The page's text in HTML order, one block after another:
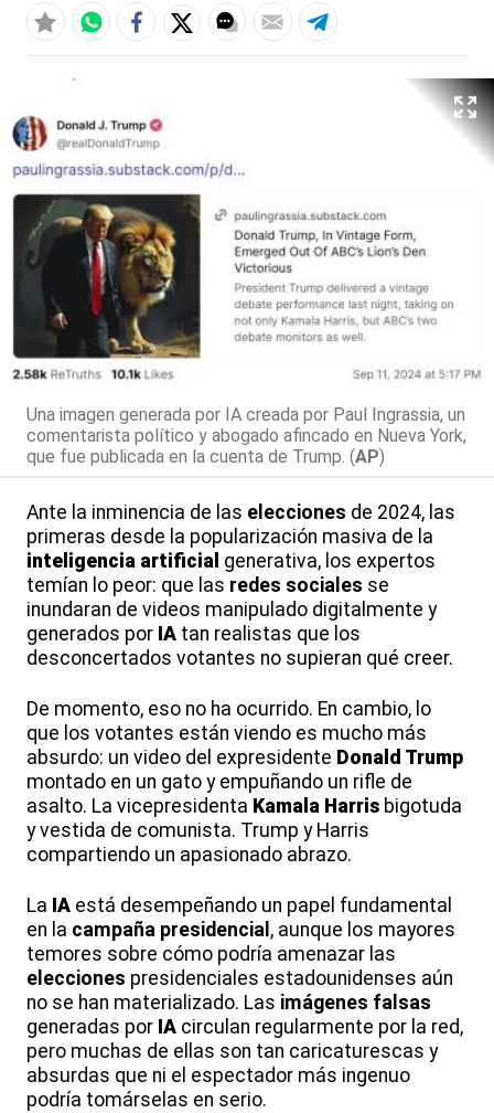
Una imagen generada por IA creada por Paul Ingrassia, un
comentarista político y abogado afincado en Nueva York,
que fue publicada en la cuenta de Trump. (AP)
Ante la inminencia de las elecciones de 2024, las
primeras desde la popularización masiva de la
inteligencia artificial generativa, los expertos
temían lo peor: que las redes sociales se
inundaran de videos manipulado digitalmente y
generados por IA tan realistas que los
desconcertados votantes no supieran qué creer.
De momento, eso no ha ocurrido. En cambio, lo
que los votantes están viendo es mucho más
absurdo: un video del expresidente Donald Trump
montado en un gato y empuñando un rifle de
asalto. La vicepresidenta Kamala Harris bigotuda
y vestida de comunista. Trump y Harris
compartiendo un apasionado abrazo.
La IA está desempeñando un papel fundamental
en la campaña presidencial , aunque los mayores
temores sobre cómo podría amenazar las
elecciones presidenciales estadounidenses aún
no se han materializado. Las imágenes falsas
generadas por IA circulan regularmente por la red,
pero muchas de ellas son tan caricaturescas y
absurdas que ni el espectador más ingenuo
podría tomárselas en serio.